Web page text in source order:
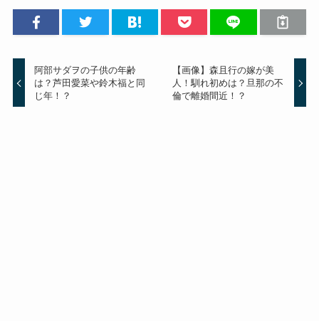
阿部サダヲの子供の年齢
は？芦田愛菜や鈴木福と同
じ年！？
【画像】森且行の嫁が美
人！馴れ初めは？旦那の不
倫で離婚間近！？